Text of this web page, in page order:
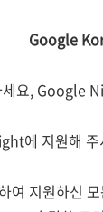
Google
세요, Google
에 지원해 주
여 지원하신